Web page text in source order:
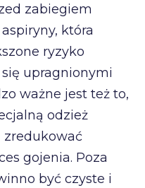
zabiegiem
która
ryzyko
upragnionymi
ważne jest też to,
odzież
zredukować
gojenia. Poza
być czyste i